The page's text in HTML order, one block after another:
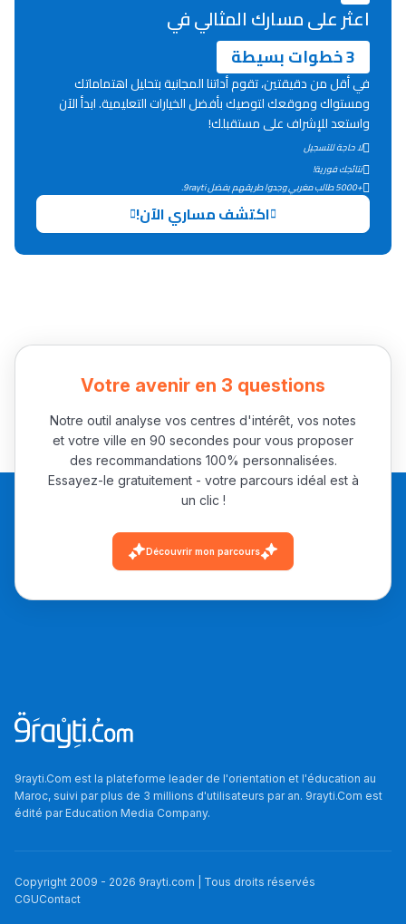
دليل المهن
ما يزيد عن 149 مهنة
دليل التوجيه
التوجيه بالثانوي و الإعدادي
Ki Derti Liha
باش تقدر تساعد الناس
يلقاو التوازن من الدّاخل
أمسكين بنات مسارها
خطوة بخطوة - مترجم
القراية و الخدمة فمجال
تقويم البصر مع المختصّة
مريم الزواكي
2011 بدّلاتني بزّاف، مسار
إلياس أريدال، إطار
التّطوّعي، التّشبيك و
اعثر على مسارك المثالي في
3 خطوات بسيطة
في أقل من دقيقتين، تقوم أداتنا المجانية بتحليل اهتماماتك
ومستواك وموقعك لتوصيك بأفضل الخيارات التعليمية. ابدأ الآن
واستعد للإشراف على مستقبلك!
لا حاجة للتسجيل
نتائجك فورية!
+5000 طالب مغربي وجدوا طريقهم بفضل 9rayti.
اكتشف مساري الآن!
Votre avenir en 3 questions
Notre outil analyse vos centres d'intérêt, vos notes
et votre ville en 90 secondes pour vous proposer
des recommandations 100% personnalisées.
Essayez-le gratuitement - votre parcours idéal est à
un clic !
Découvrir mon parcours
9rayti.Com est la plateforme leader de l'orientation et l'éducation au
Maroc, suivi par plus de 3 millions d'utilisateurs par an. 9rayti.Com est
édité parEducation Media Company.
Copyright 2009 - 2026 9rayti.com | Tous droits réservés
CGUContact